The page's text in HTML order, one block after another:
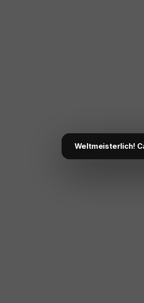
Weltmeisterlich!